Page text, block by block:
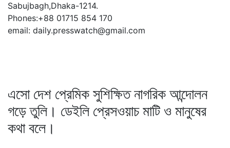
Sabujbagh,Dhaka-1214.
Phones:+88 01715 854 170
email: daily.presswatch@gmail.com
এসো দেশ প্রেমিক সুশিক্ষিত নাগরিক আন্দোলন
গড়ে তুলি। ডেইলি প্রেসওয়াচ মাটি ও মানুষের
কথা বলে।